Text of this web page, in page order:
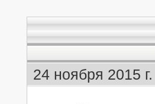
24 ноября 2015